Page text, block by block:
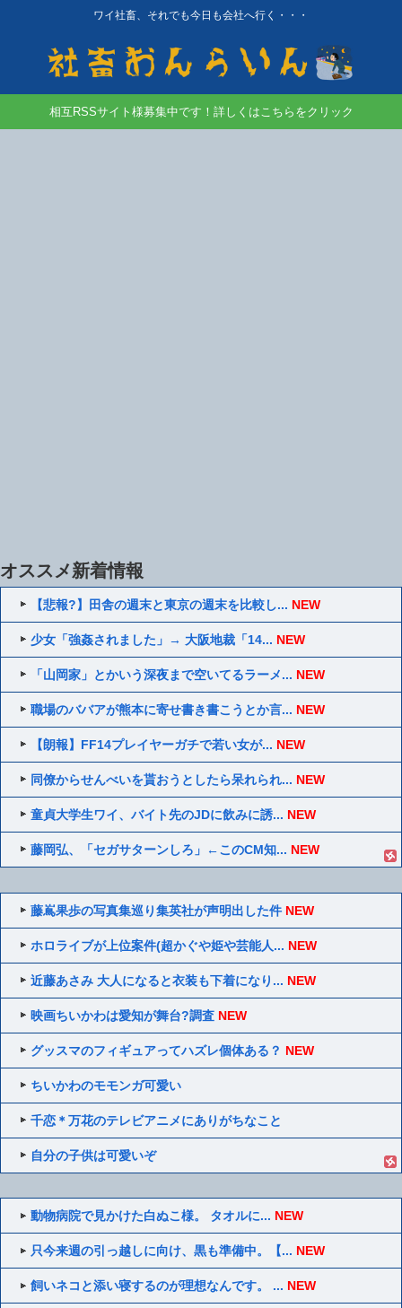
ワイ社畜、それでも今日も会社へ行く・・・
相互RSSサイト様募集中です！詳しくはこちらをクリック
オススメ新着情報
【悲報?】田舎の週末と東京の週末を比較し... NEW
少女「強姦されました」→ 大阪地裁「14... NEW
「山岡家」とかいう深夜まで空いてるラーメ... NEW
職場のババアが熊本に寄せ書き書こうとか言... NEW
【朗報】FF14プレイヤーガチで若い女が... NEW
同僚からせんべいを貰おうとしたら呆れられ... NEW
童貞大学生ワイ、バイト先のJDに飲みに誘... NEW
藤岡弘、「セガサターンしろ」←このCM知... NEW
藤嶌果歩の写真集巡り集英社が声明出した件 NEW
ホロライブが上位案件(超かぐや姫や芸能人... NEW
近藤あさみ 大人になると衣装も下着になり... NEW
映画ちいかわは愛知が舞台?調査 NEW
グッスマのフィギュアってハズレ個体ある？ NEW
ちいかわのモモンガ可愛い
千恋＊万花のテレビアニメにありがちなこと
自分の子供は可愛いぞ
動物病院で見かけた白ぬこ様。 タオルに... NEW
只今来週の引っ越しに向け、黒も準備中。【... NEW
飼いネコと添い寝するのが理想なんです。 ... NEW